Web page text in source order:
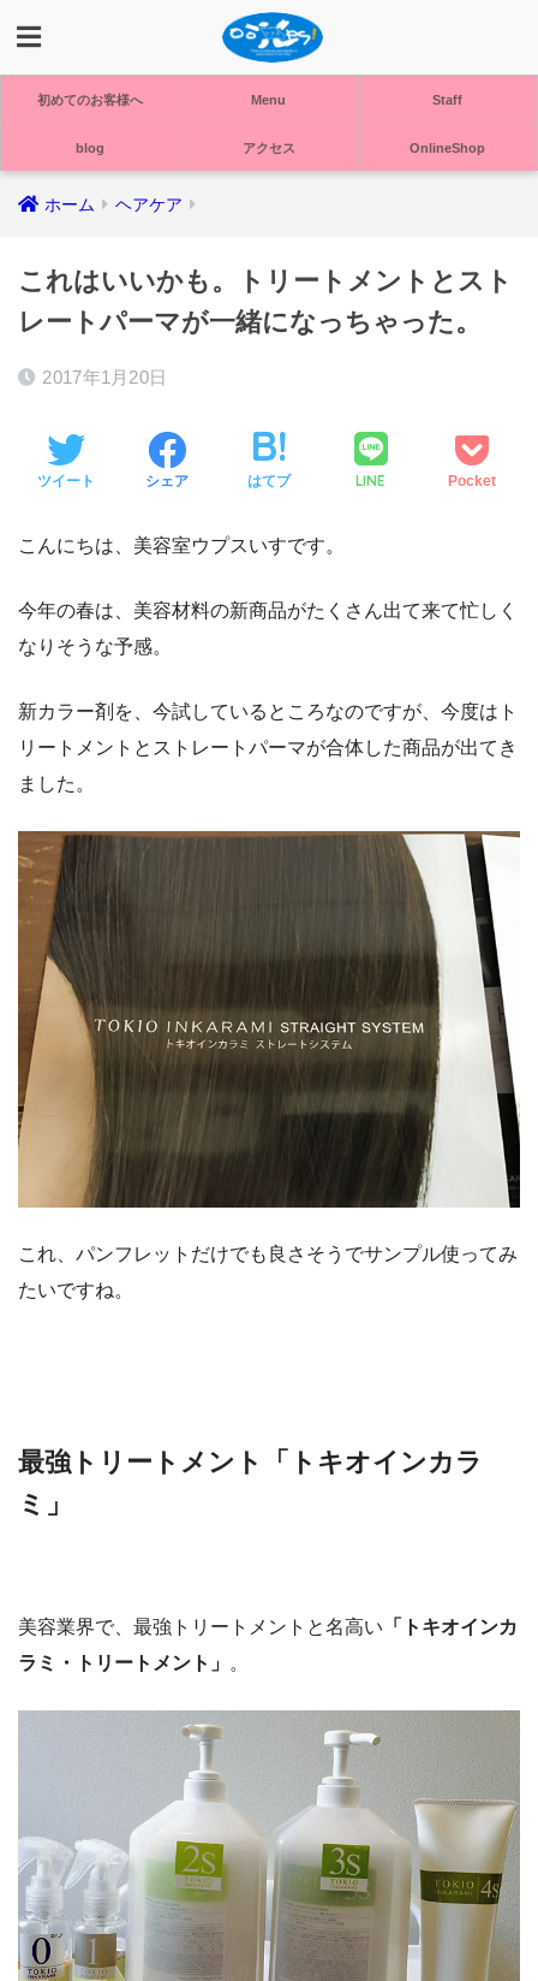
初めてのお客様へ Menu Staff
blog アクセス OnlineShop
ホーム ヘアケア
これはいいかも。トリートメントとスト
レートパーマが一緒になっちゃった。
2017年1月20日
ツイート シェア はてブ LINE Pocket
こんにちは、美容室ウプスいすです。
今年の春は、美容材料の新商品がたくさん出て来て忙しく
なりそうな予感。
新カラー剤を、今試しているところなのですが、今度はト
リートメントとストレートパーマが合体した商品が出てき
ました。
これ、パンフレットだけでも良さそうでサンプル使ってみ
たいですね。
最強トリートメント「トキオインカラ
ミ」
美容業界で、最強トリートメントと名高い 「トキオインカ
ラミ・トリートメント」 。